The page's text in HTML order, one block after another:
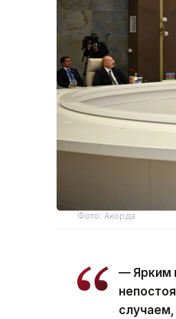
Фото: Акорда
— Ярким